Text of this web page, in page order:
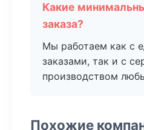
Какие
заказа?
Мы работаем как с
заказами, так и с
производством
Похожие